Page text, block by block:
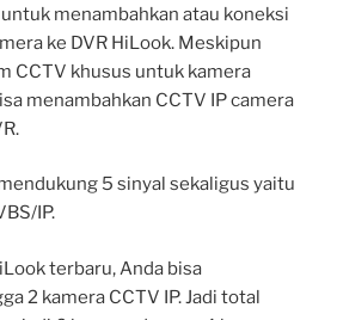
menambahkan atau koneksi
ke DVR HiLook. Meskipun
CCTV khusus untuk kamera
menambahkan CCTV IP camera
5 sinyal sekaligus yaitu
IP.
terbaru, Anda bisa
2 kamera CCTV IP. Jadi total